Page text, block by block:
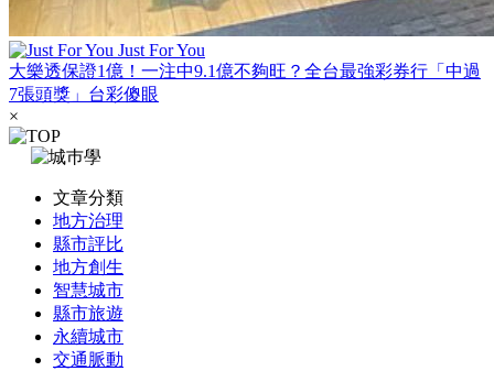
Just For You
大樂透保證1億！一注中9.1億不夠旺？全台最強彩券行「中過
7張頭獎」台彩傻眼
×
文章分類
地方治理
縣市評比
地方創生
智慧城市
縣市旅遊
永續城市
交通脈動